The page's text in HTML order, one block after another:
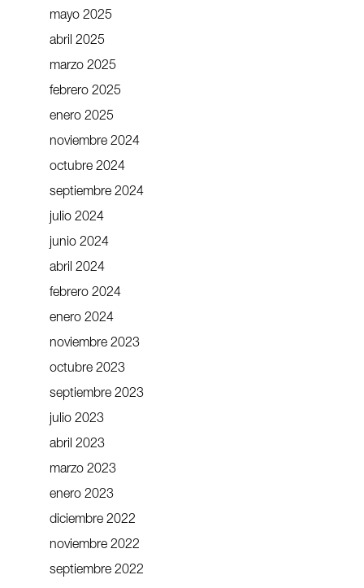
mayo 2025
abril 2025
marzo 2025
febrero 2025
enero 2025
noviembre 2024
octubre 2024
septiembre 2024
julio 2024
junio 2024
abril 2024
febrero 2024
enero 2024
noviembre 2023
octubre 2023
septiembre 2023
julio 2023
abril 2023
marzo 2023
enero 2023
diciembre 2022
noviembre 2022
septiembre 2022